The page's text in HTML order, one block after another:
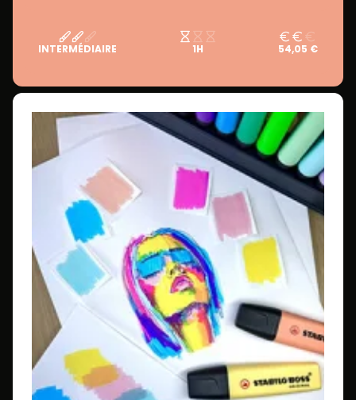
INTERMÉDIAIRE 1H 54,05 €